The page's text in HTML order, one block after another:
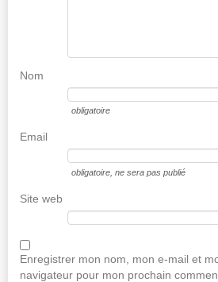
Nom
obligatoire
Email
obligatoire , ne sera pas publié
Site web
Enregistrer mon nom, mon e-mail et
navigateur pour mon prochain